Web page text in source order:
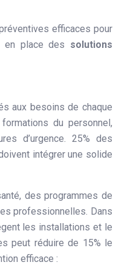
efficaces pour
en place des solutions
aux besoins de chaque
du personnel,
d’urgence. 25% des
intégrer une solide
des programmes de
professionnelles. Dans
les installations et le
peut réduire de 15% le
efficace :